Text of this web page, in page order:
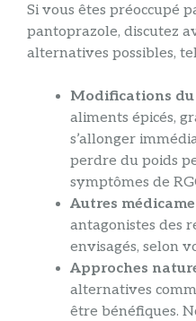
Si vous êtes préoccupé
pantoprazole, discutez
alternatives possibles,
Modifications du
aliments épicés,
s’allonger
perdre du poids
symptômes de
Autres
antagonistes des
envisagés, selon
Approches
alternatives
être bénéfiques.